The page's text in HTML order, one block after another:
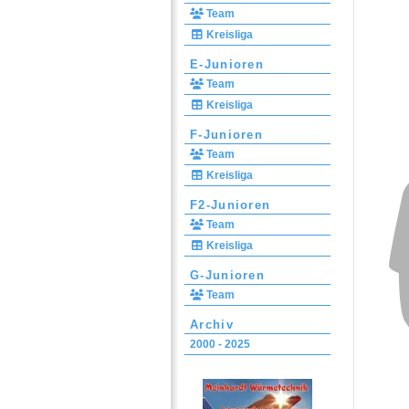
Team
Kreisliga
E-Junioren
Team
Kreisliga
F-Junioren
Team
Kreisliga
F2-Junioren
Team
Kreisliga
G-Junioren
Team
Archiv
2000 - 2025